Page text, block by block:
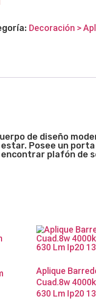
Decoración >
de diseño
Posee un porta
plafón de
Aplique
Cuad.8w
630 Lm Ip20